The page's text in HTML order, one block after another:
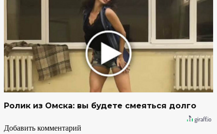
Ролик из Омска: вы будете смеяться долго
Добавить комментарий